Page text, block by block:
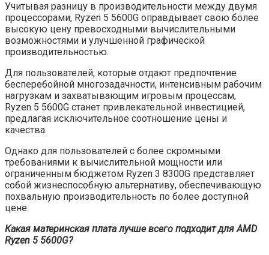
Учитывая разницу в производительности между двумя
процессорами, Ryzen 5 5600G оправдывает свою более
высокую цену превосходными вычислительными
возможностями и улучшенной графической
производительностью.
Для пользователей, которые отдают предпочтение
бесперебойной многозадачности, интенсивным рабочим
нагрузкам и захватывающим игровым процессам,
Ryzen 5 5600G станет привлекательной инвестицией,
предлагая исключительное соотношение цены и
качества.
Однако для пользователей с более скромными
требованиями к вычислительной мощности или
ограниченным бюджетом Ryzen 3 8300G представляет
собой жизнеспособную альтернативу, обеспечивающую
похвальную производительность по более доступной
цене.
Какая материнская плата лучше всего подходит для AMD
Ryzen 5 5600G?